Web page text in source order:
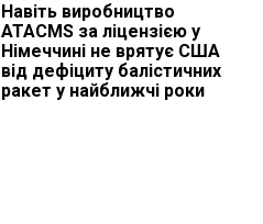
Навіть виробництво
ATACMS за ліцензією у
Німеччині не врятує США
від дефіциту балістичних
ракет у найближчі роки